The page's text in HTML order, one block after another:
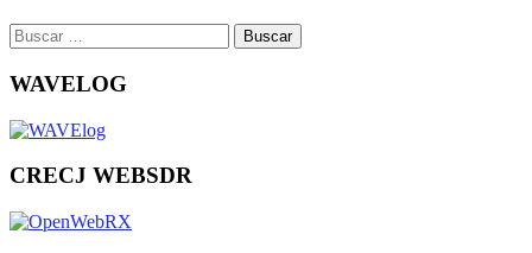
Buscar:
WAVELOG
CRECJ WEBSDR